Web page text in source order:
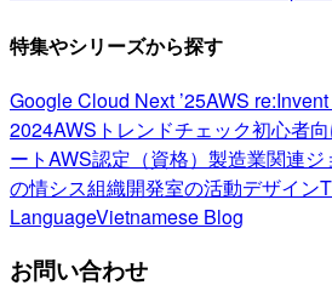
特集やシリーズから探す
Google Cloud Next ’25AWS
2024AWSトレンドチェック初心者
ートAWS認定（資格） 製造業関連ジ
の情シス組織開発室の活動デザイン
LanguageVietnamese Blog
お問い合わせ